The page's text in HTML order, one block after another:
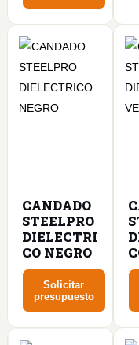
CANDADO
STEELPRO
DIELECTRI
CO NEGRO
Solicitar
presupuesto